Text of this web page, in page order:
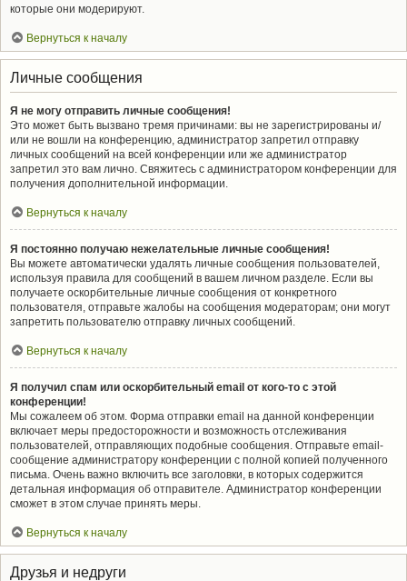
которые они модерируют.
Вернуться к началу
Личные сообщения
Я не могу отправить личные сообщения!
Это может быть вызвано тремя причинами: вы не зарегистрированы и/
или не вошли на конференцию, администратор запретил отправку
личных сообщений на всей конференции или же администратор
запретил это вам лично. Свяжитесь с администратором конференции для
получения дополнительной информации.
Вернуться к началу
Я постоянно получаю нежелательные личные сообщения!
Вы можете автоматически удалять личные сообщения пользователей,
используя правила для сообщений в вашем личном разделе. Если вы
получаете оскорбительные личные сообщения от конкретного
пользователя, отправьте жалобы на сообщения модераторам; они могут
запретить пользователю отправку личных сообщений.
Вернуться к началу
Я получил спам или оскорбительный email от кого-то с этой
конференции!
Мы сожалеем об этом. Форма отправки email на данной конференции
включает меры предосторожности и возможность отслеживания
пользователей, отправляющих подобные сообщения. Отправьте email-
сообщение администратору конференции с полной копией полученного
письма. Очень важно включить все заголовки, в которых содержится
детальная информация об отправителе. Администратор конференции
сможет в этом случае принять меры.
Вернуться к началу
Друзья и недруги